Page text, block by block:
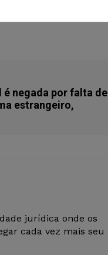
negada por falta de
estrangeiro,
jurídica onde os
cada vez mais seu